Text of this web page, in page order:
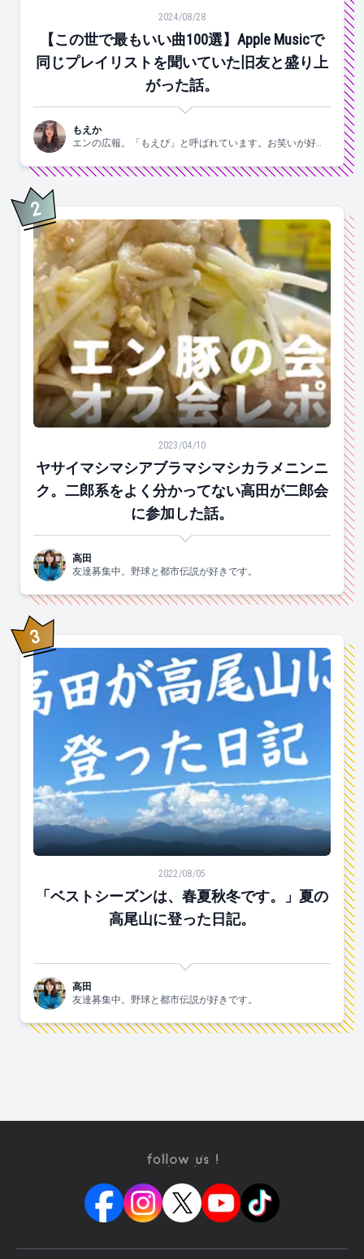
【この世で最もいい曲100選】Apple Musicで同じプレ
2024/08/28
【この世で最もいい曲100選】Apple Musicで
同じプレイリストを聞いていた旧友と盛り上
がった話。
もえか
エンの広報。「もえぴ」と呼ばれています。お笑いが好
2位
ヤサイマシマシアブラマシマシカラメニンニク。二郎
2023/04/10
ヤサイマシマシアブラマシマシカラメニンニ
ク。二郎系をよく分かってない高田が二郎会
に参加した話。
高田
友達募集中。野球と都市伝説が好きです。
3位
「ベストシーズンは、春夏秋冬です。」夏の高尾山に登
2022/08/05
「ベストシーズンは、春夏秋冬です。」夏の
高尾山に登った日記。
高田
友達募集中。野球と都市伝説が好きです。